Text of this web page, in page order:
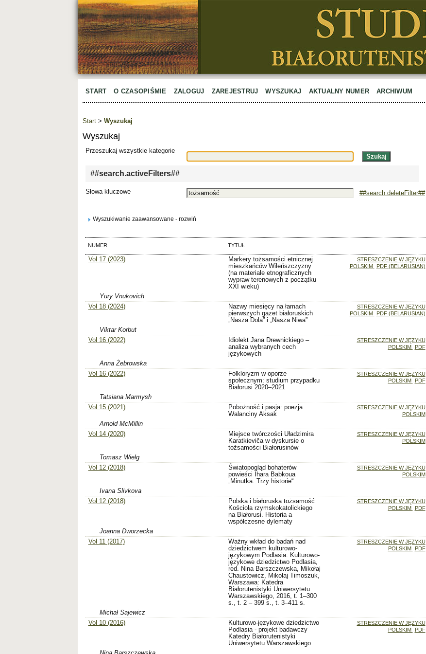
START O CZASOPIŚMIE ZALOGUJ ZAREJESTRUJ WYSZUKAJ AKTUALNY NUMER ARCHIWUM
Start > Wyszukaj
Wyszukaj
Przeszukaj wszystkie kategorie
##search.activeFilters##
Słowa kluczowe ##search.deleteFilter##
Wyszukiwanie zaawansowane - rozwiń
NUMER TYTUŁ
Vol 17 (2023)
Markery tożsamości etnicznej
mieszkańców Wileńszczyzny
(na materiale etnograficznych
wypraw terenowych z początku
XXI wieku)
STRESZCZENIE W JĘZYKU
POLSKIM
PDF (BELARUSIAN)
Yury Vnukovich
Vol 18 (2024)
Nazwy miesięcy na łamach
pierwszych gazet białoruskich
„Nasza Dola” i „Nasza Niwa”
STRESZCZENIE W JĘZYKU
POLSKIM
PDF (BELARUSIAN)
Viktar Korbut
Vol 16 (2022)
Idiolekt Jana Drewnickiego –
analiza wybranych cech
językowych
STRESZCZENIE W JĘZYKU
POLSKIM
PDF
Anna Żebrowska
Vol 16 (2022)
Folkloryzm w oporze
społecznym: studium przypadku
Białorusi 2020–2021
STRESZCZENIE W JĘZYKU
POLSKIM
PDF
Tatsiana Marmysh
Vol 15 (2021)
Pobożność i pasja: poezja
Walanciny Aksak
STRESZCZENIE W JĘZYKU
POLSKIM
Arnold McMillin
Vol 14 (2020)
Miejsce twórczości Uładzimira
Karatkieviča w dyskursie o
tożsamości Białorusinów
STRESZCZENIE W JĘZYKU
POLSKIM
Tomasz Wielg
Vol 12 (2018)
Światopogląd bohaterów
powieści Ihara Babkoua
„Minutka. Trzy historie“
STRESZCZENIE W JĘZYKU
POLSKIM
Ivana Slivkova
Vol 12 (2018)
Polska i białoruska tożsamość
Kościoła rzymskokatolickiego
na Białorusi. Historia a
współczesne dylematy
STRESZCZENIE W JĘZYKU
POLSKIM
PDF
Joanna Dworzecka
Vol 11 (2017)
Ważny wkład do badań nad
dziedzictwem kulturowo-
językowym Podlasia. Kulturowo-
językowe dziedzictwo Podlasia,
red. Nina Barszczewska, Mikołaj
Chaustowicz, Mikołaj Timoszuk,
Warszawa: Katedra
Białorutenistyki Uniwersytetu
Warszawskiego, 2016, t. 1–300
s., t. 2 – 399 s., t. 3–411 s.
STRESZCZENIE W JĘZYKU
POLSKIM
PDF
Michał Sajewicz
Vol 10 (2016)
Kulturowo-językowe dziedzictwo
Podlasia - projekt badawczy
Katedry Białorutenistyki
Uniwersytetu Warszawskiego
STRESZCZENIE W JĘZYKU
POLSKIM
PDF